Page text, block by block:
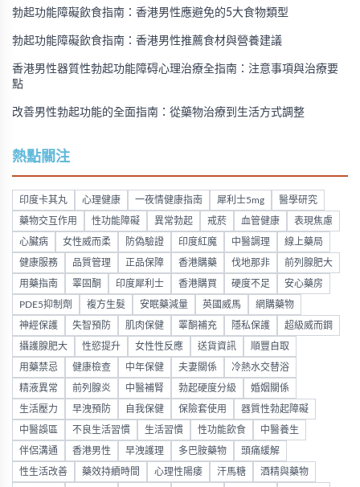
勃起功能障礙飲食指南：香港男性應避免的5大食物類型
勃起功能障礙飲食指南：香港男性推薦食材與營養建議
香港男性器質性勃起功能障碍心理治療全指南：注意事項與治療要
點
改善男性勃起功能的全面指南：從藥物治療到生活方式調整
熱點關注
印度卡其丸 心理健康 一夜情健康指南 犀利士5mg 醫學研究
藥物交互作用 性功能障礙 異常勃起 戒菸 血管健康 表現焦慮
心臟病 女性威而柔 防偽驗證 印度紅魔 中醫調理 線上藥局
健康服務 品質管理 正品保障 香港購藥 伐地那非 前列腺肥大
用藥指南 睪固酮 印度犀利士 香港購買 硬度不足 安心藥房
PDE5抑制劑 複方生髮 安眠藥減量 英國威馬 網購藥物
神經保護 失智預防 肌肉保健 睪酮補充 隱私保護 超級威而鋼
攝護腺肥大 性慾提升 女性性反應 送貨資訊 順豐自取
用藥禁忌 健康檢查 中年保健 夫妻關係 冷熱水交替浴
精液異常 前列腺炎 中醫補腎 勃起硬度分級 婚姻關係
生活壓力 早洩預防 自我保健 保險套使用 器質性勃起障礙
中醫誤區 不良生活習慣 生活習慣 性功能飲食 中醫養生
伴侶溝通 香港男性 早洩護理 多巴胺藥物 頭痛緩解
性生活改善 藥效持續時間 心理性陽痿 汗馬糖 酒精與藥物